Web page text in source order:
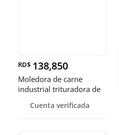
RD$ 138,850
Moledora de carne
industrial trituradora de
Cuenta verificada